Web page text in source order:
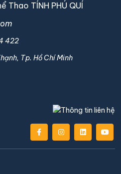
Thao TÍNH PHÚ QUÍ
422
Tp. Hồ Chí Minh